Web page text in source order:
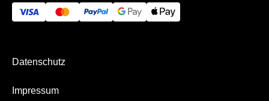
Business App
Datenschutz
Impressum